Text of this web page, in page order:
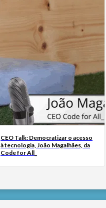
CEO Talk: Democratizar o acesso
à tecnologia, João Magalhães, da
Code for All_